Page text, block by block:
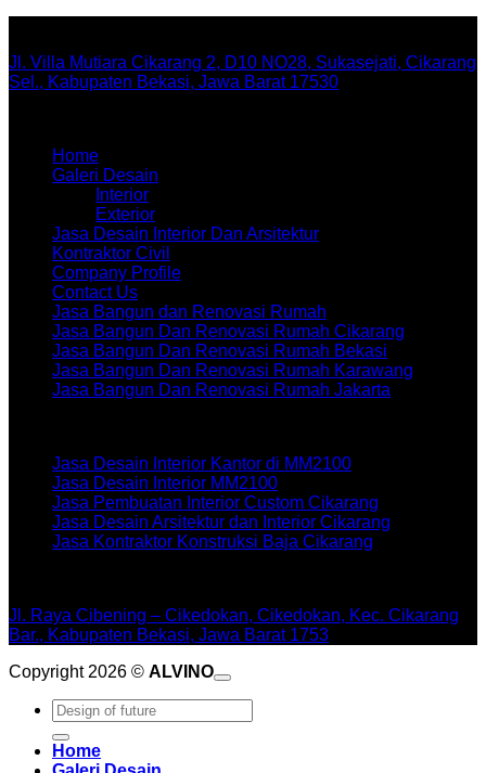
Jl. Villa Mutiara Cikarang 2, D10 NO28, Sukasejati, Cikarang
Sel., Kabupaten Bekasi, Jawa Barat 17530
Home
Galeri Desain
Interior
Exterior
Jasa Desain Interior Dan Arsitektur
Kontraktor Civil
Company Profile
Contact Us
Jasa Bangun dan Renovasi Rumah
Jasa Bangun Dan Renovasi Rumah Cikarang
Jasa Bangun Dan Renovasi Rumah Bekasi
Jasa Bangun Dan Renovasi Rumah Karawang
Jasa Bangun Dan Renovasi Rumah Jakarta
Jasa Desain Interior Kantor di MM2100
Jasa Desain Interior MM2100
Jasa Pembuatan Interior Custom Cikarang
Jasa Desain Arsitektur dan Interior Cikarang
Jasa Kontraktor Konstruksi Baja Cikarang
Jl. Raya Cibening – Cikedokan, Cikedokan, Kec. Cikarang
Bar., Kabupaten Bekasi, Jawa Barat 1753
Copyright 2026 © ALVINO
Pencarian
untuk:
Home